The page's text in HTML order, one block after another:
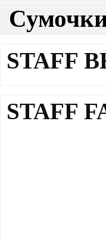
STAFF
STAFF